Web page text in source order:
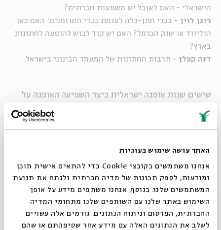
האתר עושה שימוש בעוגיות
אנחנו משתמשים בקובצי Cookie כדי להתאים אישית תוכן
ומודעות, לספק תכונות של מדיה חברתית ולנתח את תנועת
המשתמשים שלנו. בנוסף, אנחנו משתפים מידע על אופן
השימוש באתר שלנו עם השותפים שלנו מתחומי המדיה
החברתית, הפרסום וניתוח הנתונים. גורמים אלה עשויים
לשלב את הנתונים האלה עם מידע אחר שסיפקתם או שהם
הישראלי - האם לאוכל יש משמעות חברתית?
רונן לוין - בגדי חתן-כלה לעומת בגדי המוזמנים: האם כאן
הוליווד או שוק הכרמל? האם יש קוד לבוש להופעה לחתונות
בארץ?
דנה קפלן - תרבות החתונות של המעמד הבינוני בישראל.
שישים שנות אופנה ישראלית כיצד השפיעה האופנה על
החברה הישראלית, וכיצד השפיעה החברה על האופנה?
סדרות שיתקיימו בעתיד: מוסיקה ישראלית, הגות.
סדרות שהסתיימו: משפט, שפה ותקשורת, חינוך
וקולנוע, צילום, ספורט, ספרות עברית, אדריכלות
ועיצוב.
סגור